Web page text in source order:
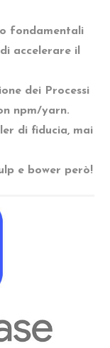
fondamentali
accelerare il
dei Processi
npm/yarn.
di fiducia, mai
e bower però!